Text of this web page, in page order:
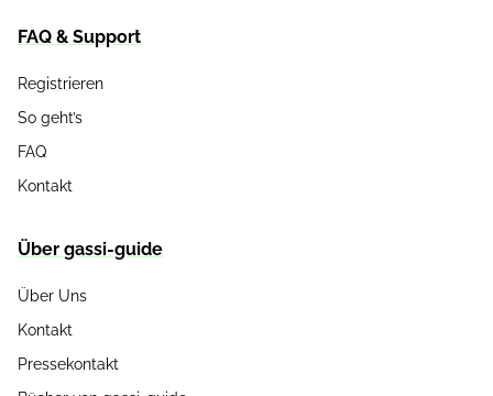
FAQ & Support
Registrieren
So geht’s
FAQ
Kontakt
Über gassi-guide
Über Uns
Kontakt
Pressekontakt